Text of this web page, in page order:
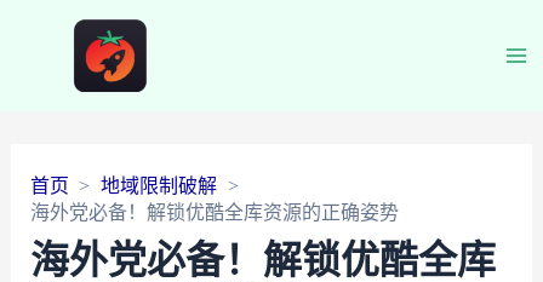
首页
地域限制破解
海外党必备！解锁优酷全库资源的正确姿势
海外党必备！解锁优酷全库